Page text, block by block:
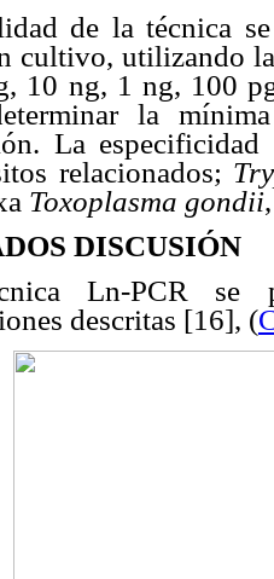
de la técnica
cultivo, utilizando
10 ng, 1 ng, 100
la
La
relacionados;
Toxoplasma gondii
DISCUSIÓN
Ln-PCR se
descritas [16], (